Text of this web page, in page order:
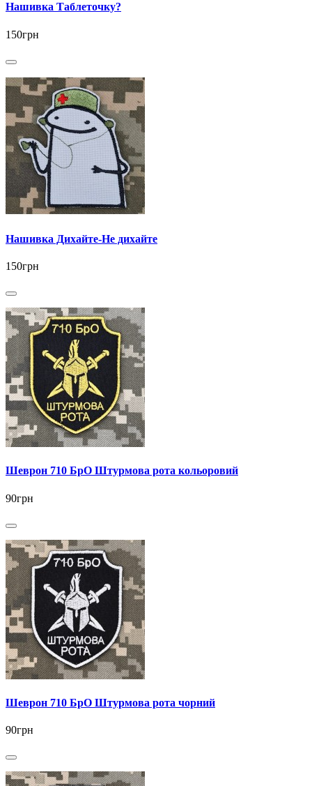
Нашивка Таблеточку?
150грн
Нашивка Дихайте-Не дихайте
150грн
Шеврон 710 БрО Штурмова рота кольоровий
90грн
Шеврон 710 БрО Штурмова рота чорний
90грн